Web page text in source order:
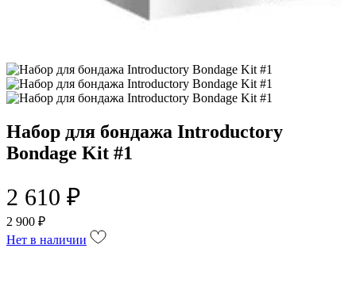
Набор для бондажа Introductory
Bondage Kit #1
2 610 ₽
2 900 ₽
Нет в наличии